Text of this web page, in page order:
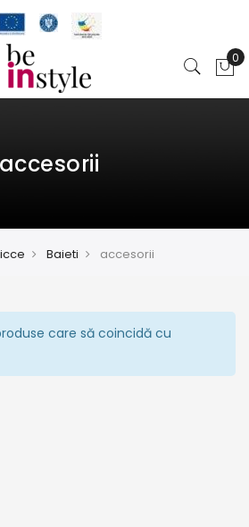
accesorii
Baieti accesorii
care să coincidă cu